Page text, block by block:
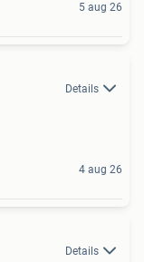
5 aug 26
Details
4 aug 26
Details